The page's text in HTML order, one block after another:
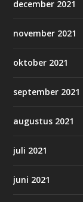
december 2021
november 2021
oktober 2021
september 2021
augustus 2021
juli 2021
juni 2021